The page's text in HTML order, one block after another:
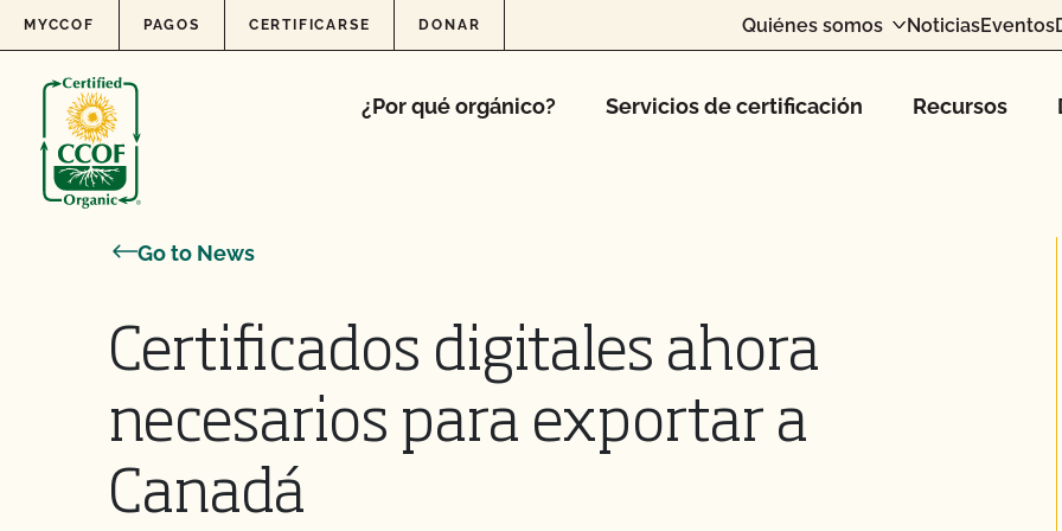
Skip to content
MYCCOF PAGOS CERTIFICARSE DONAR Quiénes somos NoticiasEventos
¿Por qué orgánico? Servicios de certificación Recursos
Go to News
Certificados digitales ahora
necesarios para exportar a
Canadá